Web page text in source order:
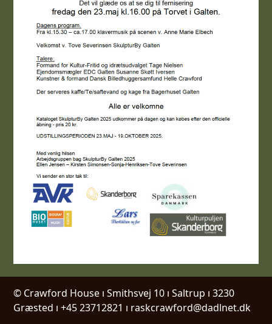
© Crawford House ı Smithsvej 10 ı Saltrup ı 3230
Græsted ı +45 23712821 ı raskcrawford@dadlnet.dk